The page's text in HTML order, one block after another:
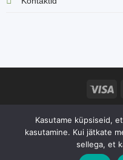
teave, on kaitstud
levitamine ilma omaniku
Sorvella Estonia | Gretos
Kasutame küpsiseid,
kasutamine. Kui jätkate
sellega, et